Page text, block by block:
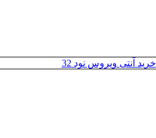
خرید آنتی ویروس نود 32